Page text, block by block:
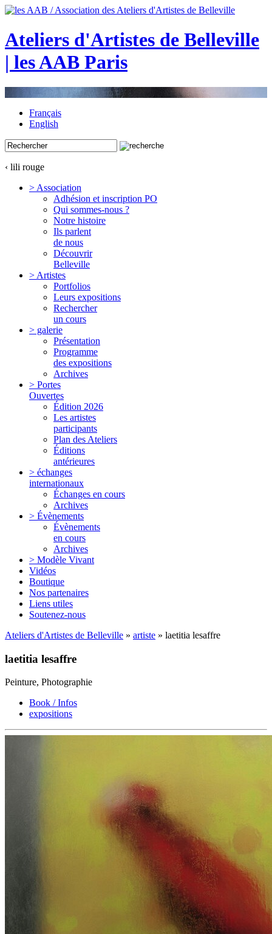
Ateliers d'Artistes de Belleville
| les AAB Paris
Français
English
‹ lili rouge
> Association
Adhésion et inscription PO
Qui sommes-nous ?
Notre histoire
Ils parlent
de nous
Découvrir
Belleville
> Artistes
Portfolios
Leurs expositions
Rechercher
un cours
> galerie
Présentation
Programme
des expositions
Archives
> Portes
Ouvertes
Édition 2026
Les artistes
participants
Plan des Ateliers
Éditions
antérieures
> échanges
internationaux
Échanges en cours
Archives
> Évènements
Évènements
en cours
Archives
> Modèle Vivant
Vidéos
Boutique
Nos partenaires
Liens utiles
Soutenez-nous
Ateliers d'Artistes de Belleville » artiste » laetitia lesaffre
laetitia lesaffre
Peinture, Photographie
Book / Infos
expositions